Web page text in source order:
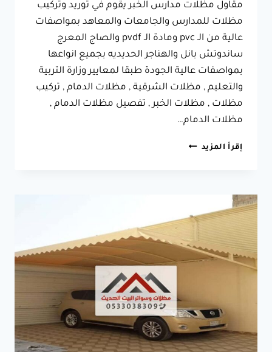
مقاول مظلات مدارس الخبر يقوم في توريد وتركيب
مظلات للمدارس والجامعات والمعاهد بمواصفات
عالية من الـ pvc ومادة الـ pvdf والصاج المعرج
ساندوتش بانل والهناجر الحديديه بجميع انواعها
بمواصفات عالية الجودة طبقا لمعايير وزارة التربية
والتعليم , مظلات الشرقية , مظلات الدمام , تركيب
مظلات , مظلات الخبر , تفصيل مظلات الدمام ,
مظلات الدمام…
إقرأ المزيد مقاول
وسواتر
الدمام
|
تركيب
بالدمام
سيهات